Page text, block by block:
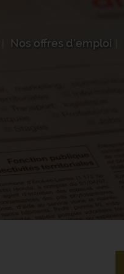
Nos offres d'emploi